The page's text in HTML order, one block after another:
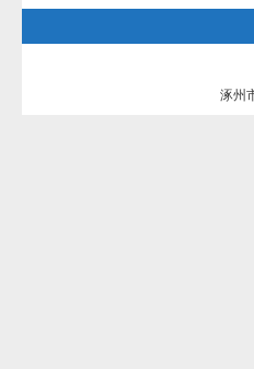
涿州